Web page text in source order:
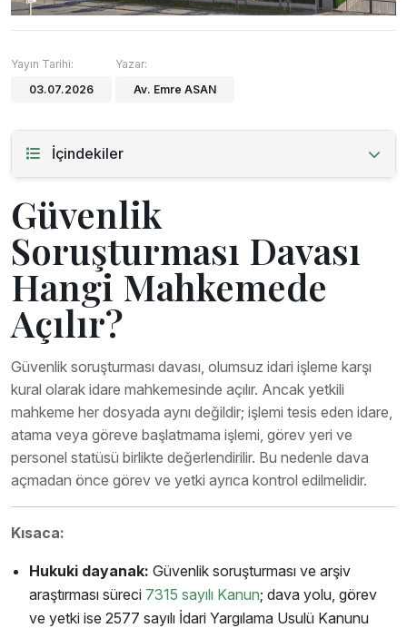
Yayın Tarihi:
03.07.2026
Yazar:
Av. Emre ASAN
İçindekiler
Güvenlik
Soruşturması Davası
Hangi Mahkemede
Açılır?
Güvenlik soruşturması davası, olumsuz idari işleme karşı
kural olarak idare mahkemesinde açılır. Ancak yetkili
mahkeme her dosyada aynı değildir; işlemi tesis eden idare,
atama veya göreve başlatmama işlemi, görev yeri ve
personel statüsü birlikte değerlendirilir. Bu nedenle dava
açmadan önce görev ve yetki ayrıca kontrol edilmelidir.
Kısaca:
Hukuki dayanak: Güvenlik soruşturması ve arşiv
araştırması süreci 7315 sayılı Kanun; dava yolu, görev
ve yetki ise 2577 sayılı İdari Yargılama Usulü Kanunu